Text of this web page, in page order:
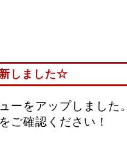
しました☆
ーをアップしました。
ご確認ください！